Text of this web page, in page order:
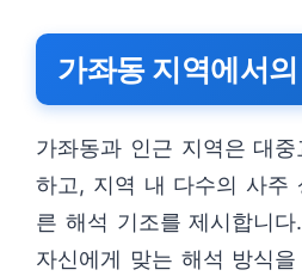
가좌동 지역에서
가좌동과 인근 지역은 대
하고, 지역 내 다수의 사주
른 해석 기조를 제시합니
자신에게 맞는 해석 방식